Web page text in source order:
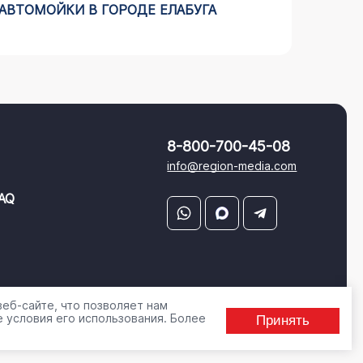
В ГОРОДЕ ЕЛАБУГА
8-800-700-45-08
info@region-media.com
сайте, что позволяет нам
его использования. Более
Принять